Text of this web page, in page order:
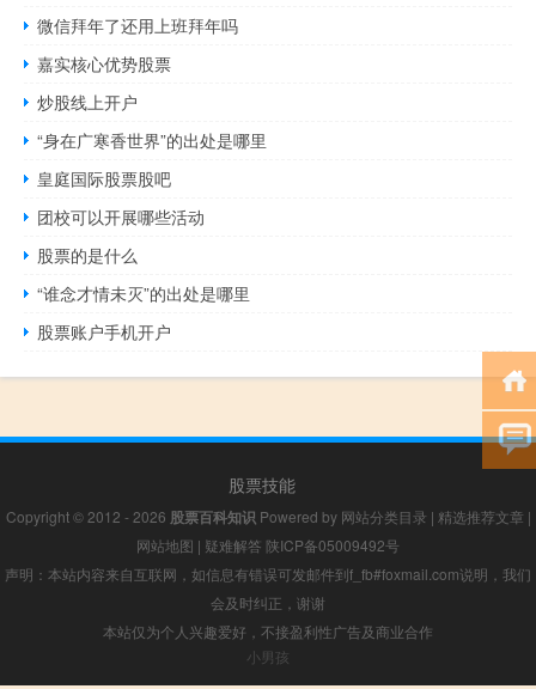
微信拜年了还用上班拜年吗
嘉实核心优势股票
炒股线上开户
“身在广寒香世界”的出处是哪里
皇庭国际股票股吧
团校可以开展哪些活动
股票的是什么
“谁念才情未灭”的出处是哪里
股票账户手机开户
股票技能
Copyright © 2012 - 2026 股票百科知识 Powered by 网站分类目录 | 精选推荐文章 |
网站地图 | 疑难解答 陕ICP备05009492号
声明：本站内容来自互联网，如信息有错误可发邮件到f_fb#foxmail.com说明，我们
会及时纠正，谢谢
本站仅为个人兴趣爱好，不接盈利性广告及商业合作
小男孩